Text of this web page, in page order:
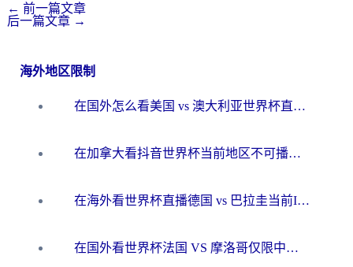
← 前一篇文章
后一篇文章 →
海外地区限制
在国外怎么看美国 vs 澳大利亚世界杯直播？海外党必藏的中文解说观赛指南
在加拿大看抖音世界杯当前地区不可播放？海外党体育观赛终极指南
在海外看世界杯直播德国 vs 巴拉圭当前IP受限制？这篇指南帮你轻松解决地区限制
在国外看世界杯法国 VS 摩洛哥仅限中国大陆？别让地域限制拦下你的欢呼